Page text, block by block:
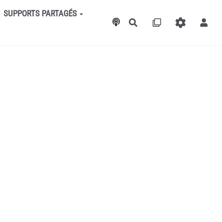
SUPPORTS PARTAGÉS
Rechercher